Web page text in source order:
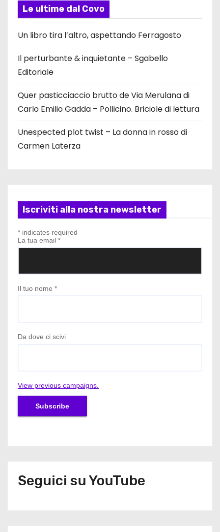
Le ultime dal Covo
Un libro tira l’altro, aspettando Ferragosto
Il perturbante & inquietante – Sgabello
Editoriale
Quer pasticciaccio brutto de Via Merulana di
Carlo Emilio Gadda – Pollicino. Briciole di lettura
Unespected plot twist – La donna in rosso di
Carmen Laterza
Iscriviti alla nostra newsletter
* indicates required
La tua email *
Il tuo nome *
Da dove ci scivi
View previous campaigns.
Seguici su YouTube